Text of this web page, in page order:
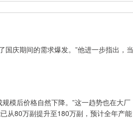
庆期间的需求爆发。”他进一步指出，当
模后价格自然下降。”这一趋势也在大厂
从80万副提升至180万副，预计全年产能